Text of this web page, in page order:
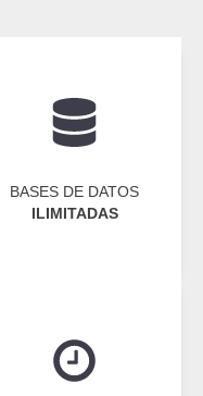
BASES DE DATOS
ILIMITADAS